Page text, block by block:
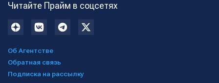
Читайте Прайм в соцсетях
Об Агентстве
Обратная связь
Подписка на рассылку